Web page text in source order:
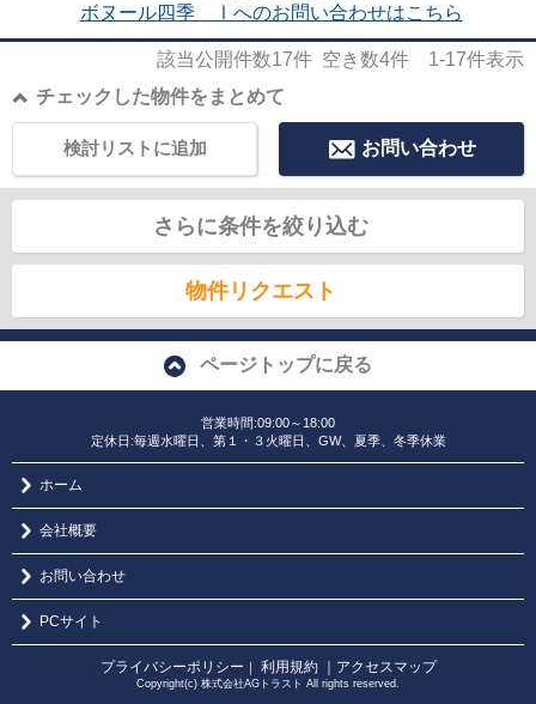
ボヌール四季 Ⅰへのお問い合わせはこちら
該当公開件数17件 空き数4件 1-17件表示
チェックした物件をまとめて
お問い合わせ
検討リストに追加
さらに条件を絞り込む
物件リクエスト
ページトップに戻る
営業時間:09:00～18:00
定休日:毎週水曜日、第１・３火曜日、GW、夏季、冬季休業
ホーム
会社概要
お問い合わせ
PCサイト
プライバシーポリシー ｜ 利用規約 ｜アクセスマップ
Copyright(c) 株式会社AGトラスト All rights reserved.